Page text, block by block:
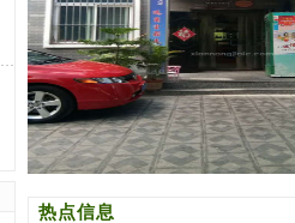
热点信息